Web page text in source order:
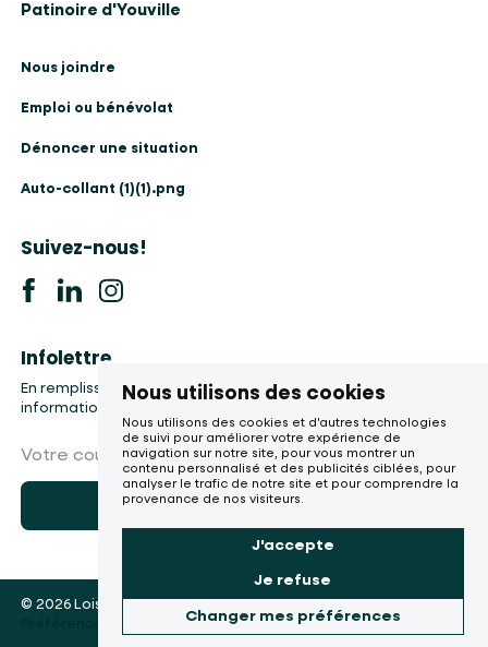
Nous utilisons des cookies
Nous utilisons des cookies et d'autres technologies
de suivi pour améliorer votre expérience de
navigation sur notre site, pour vous montrer un
contenu personnalisé et des publicités ciblées, pour
analyser le trafic de notre site et pour comprendre la
provenance de nos visiteurs.
J'accepte
Je refuse
Changer mes préférences
Patinoire d'Youville
Nous joindre
Emploi ou bénévolat
Dénoncer une situation
Auto-collant (1)(1).png
Suivez-nous!
Infolettre
En remplissant le formulaire, vous accepter la collecte de vos
informations, etc.
Votre courriel
M'abonner
© 2026 Loisirs du Faubourg
Préférences de cookies
Une réalisation